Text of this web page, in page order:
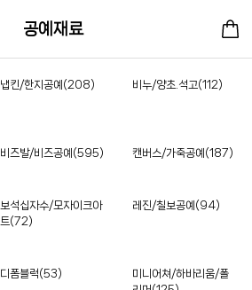
공예재료
냅킨/한지공예(208) 비누/양초.석고(112)
비즈발/비즈공예(595) 캔버스/가죽공예(187)
보석십자수/모자이크아
트(72)
레진/칠보공예(94)
디폼블럭(53)
미니어쳐/하바리움/폴